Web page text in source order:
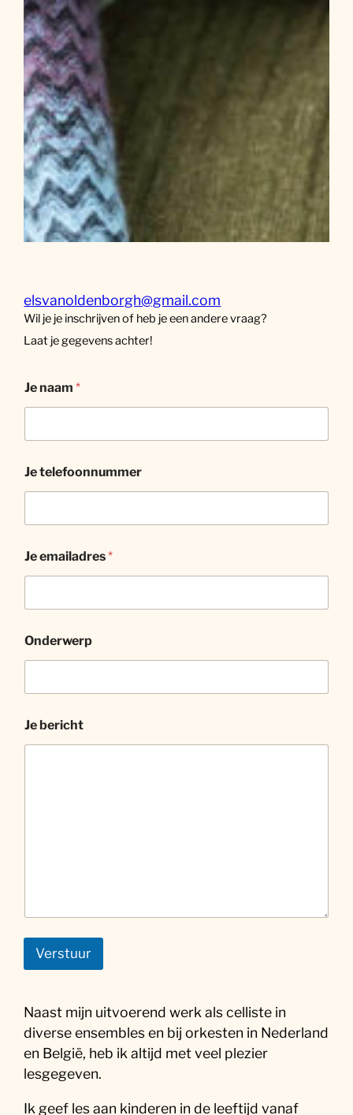
elsvanoldenborgh@gmail.com
Wil je je inschrijven of heb je een andere vraag?
Laat je gegevens achter!
Je naam*
Je telefoonnummer
Je emailadres*
Onderwerp
Je bericht
Verstuur
Naast mijn uitvoerend werk als celliste in
diverse ensembles en bij orkesten in Nederland
en België, heb ik altijd met veel plezier
lesgegeven.
Ik geef les aan kinderen in de leeftijd vanaf